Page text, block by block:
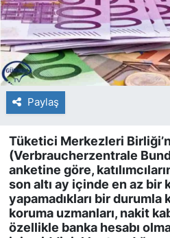
Paylaş
Tüketici Merkezleri
(Verbraucherzentrale
anketine göre,
son altı ay içinde en az bir
yapamadıkları bir durumla
koruma uzmanları, nakit
özellikle banka hesabı